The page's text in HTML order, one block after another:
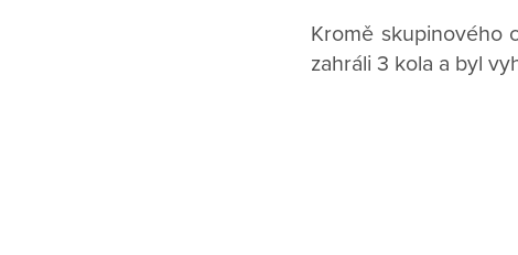
Kromě skupinového
zahráli 3 kola a byl